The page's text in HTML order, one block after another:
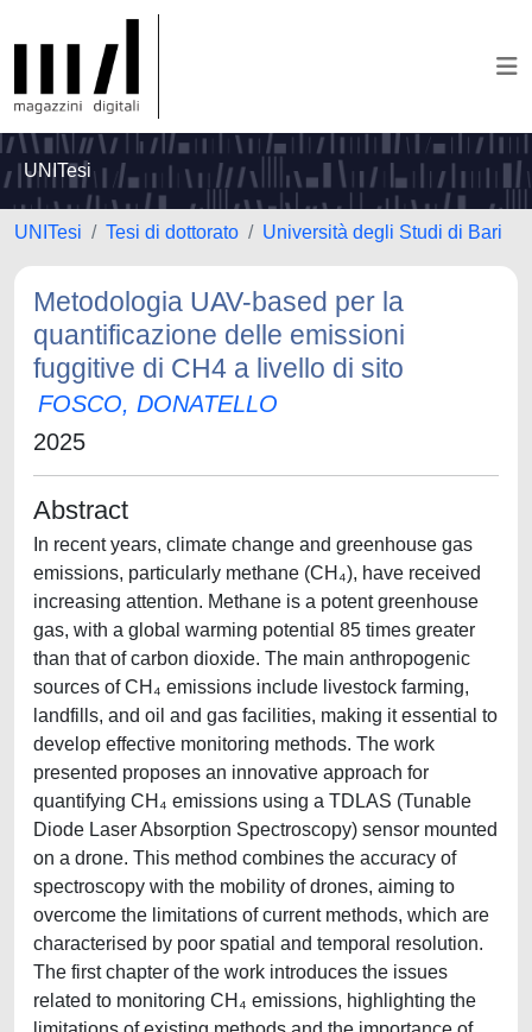
UNITesi
UNITesi Tesi di dottorato Università degli Studi di Bari
Metodologia UAV-based per la
quantificazione delle emissioni
fuggitive di CH4 a livello di sito
FOSCO, DONATELLO
2025
Abstract
In recent years, climate change and greenhouse gas
emissions, particularly methane (CH₄), have received
increasing attention. Methane is a potent greenhouse
gas, with a global warming potential 85 times greater
than that of carbon dioxide. The main anthropogenic
sources of CH₄ emissions include livestock farming,
landfills, and oil and gas facilities, making it essential to
develop effective monitoring methods. The work
presented proposes an innovative approach for
quantifying CH₄ emissions using a TDLAS (Tunable
Diode Laser Absorption Spectroscopy) sensor mounted
on a drone. This method combines the accuracy of
spectroscopy with the mobility of drones, aiming to
overcome the limitations of current methods, which are
characterised by poor spatial and temporal resolution.
The first chapter of the work introduces the issues
related to monitoring CH₄ emissions, highlighting the